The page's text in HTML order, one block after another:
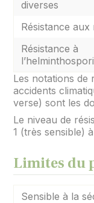
diverses
Résistance aux
Résistance à
Les notations de
accidents
verse) sont les
Le niveau de
1 (très sensible)
Limites du
Sensible à la